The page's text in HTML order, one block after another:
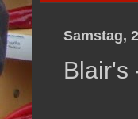
Samstag,
Blair's